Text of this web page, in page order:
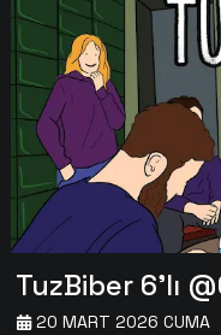
TuzBiber 6'lı
20 MART 2026 CUMA